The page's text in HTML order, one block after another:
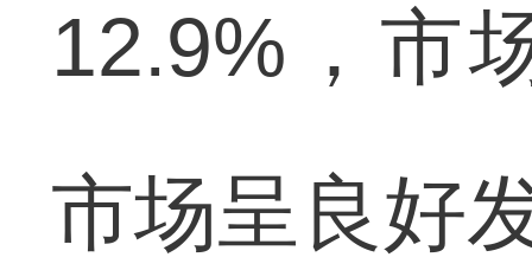
12.9%，市
市场呈良好